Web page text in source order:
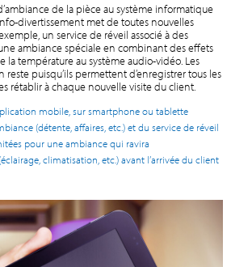
de la pièce au système informatique
divertissement met de toutes nouvelles
un service de réveil associé à des
ambiance spéciale en combinant des effets
la température au système audio-vidéo. Les
puisqu’ils permettent d’enregistrer tous les
rétablir à chaque nouvelle visite du client.
mobile, sur smartphone ou tablette
(détente, affaires, etc.) et du service de réveil
pour une ambiance qui ravira
climatisation, etc.) avant l’arrivée du client